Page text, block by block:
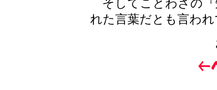
そしてことわざの『
れた言葉だとも言わ